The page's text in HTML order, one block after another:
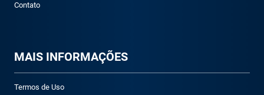
Contato
MAIS INFORMAÇÕES
Termos de Uso